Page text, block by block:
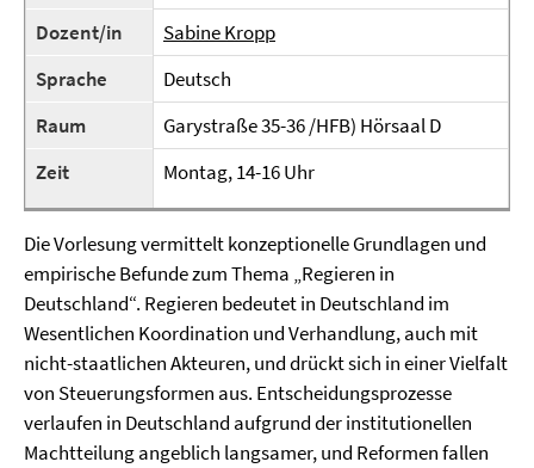
Dozent/in
Sabine Kropp
Sprache
Deutsch
Raum
Garystraße 35-36 /HFB) Hörsaal D
Zeit
Montag, 14-16 Uhr
Die Vorlesung vermittelt konzeptionelle Grundlagen und
empirische Befunde zum Thema „Regieren in
Deutschland“. Regieren bedeutet in Deutschland im
Wesentlichen Koordination und Verhandlung, auch mit
nicht-staatlichen Akteuren, und drückt sich in einer Vielfalt
von Steuerungsformen aus. Entscheidungsprozesse
verlaufen in Deutschland aufgrund der institutionellen
Machtteilung angeblich langsamer, und Reformen fallen